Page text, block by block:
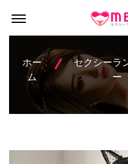
ホー
ム
セクシーラ
ー